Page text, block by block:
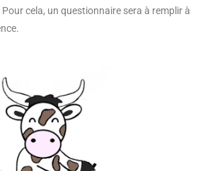
cela, un questionnaire sera à remplir à